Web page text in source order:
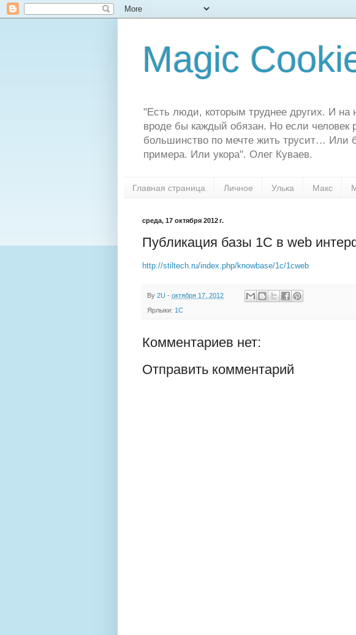
Magic
"Есть люди, которым труднее других. И
вроде бы каждый обязан. Но если человек
большинство по мечте жить трусит… Или
примера. Или укора". Олег Куваев.
Главная страница Личное Улька Макс
среда, 17 октября 2012 г.
Публикация базы 1С в web
http://stiltech.ru/index.php/knowbase/1c/1cweb
By 2U - октября 17, 2012
Ярлыки: 1С
Комментариев нет:
Отправить комментарий